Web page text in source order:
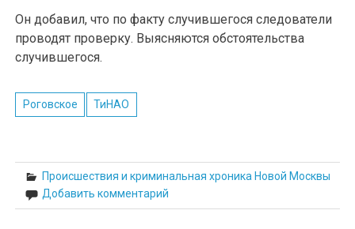
Он добавил, что по факту случившегося следователи
проводят проверку. Выясняются обстоятельства
случившегося.
Роговское ТиНАО
Происшествия и криминальная хроника Новой Москвы
Добавить комментарий